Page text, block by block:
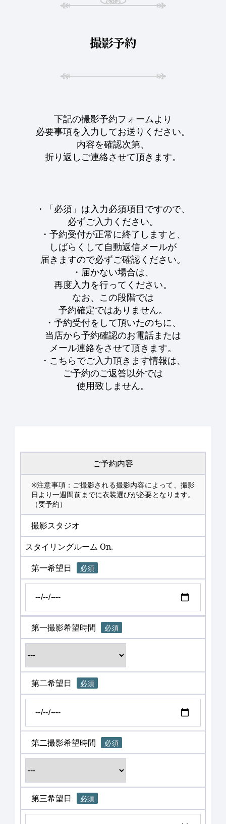
撮影予約
下記の撮影予約フォームより
必要事項を入力してお送りください。
内容を確認次第、
折り返しご連絡させて頂きます。
・「必須」は入力必須項目ですので、
必ずご入力ください。
・予約受付が正常に終了しますと、
しばらくして自動返信メールが
届きますので必ずご確認ください。
・届かない場合は、
再度入力を行ってください。
なお、この段階では
予約確定ではありません。
・予約受付をして頂いたのちに、
当店から予約確認のお電話または
メール連絡をさせて頂きます。
・こちらでご入力頂きます情報は、
ご予約のご返答以外では
使用致しません。
ご予約内容
※注意事項：ご撮影される撮影内容によって、撮影
日より一週間前までに衣装選びが必要となります。
（要予約）
撮影スタジオ
スタイリングルーム On.
第一希望日
必須
第一撮影希望時間 必須
第二希望日 必須
第二撮影希望時間 必須
第三希望日 必須